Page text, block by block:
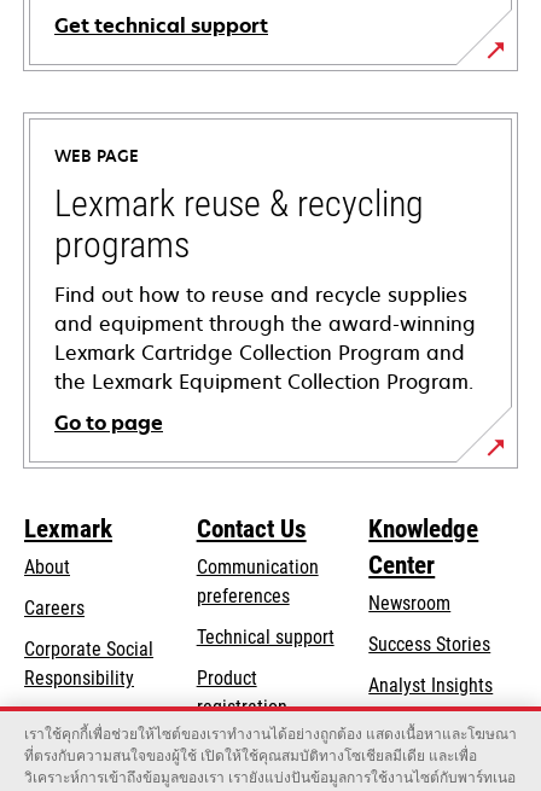
Get technical support
opens
in
new
tab
WEB PAGE
Lexmark reuse & recycling
programs
Find out how to reuse and recycle supplies
and equipment through the award-winning
Lexmark Cartridge Collection Program and
the Lexmark Equipment Collection Program.
Go to page
Lexmark
About
Careers
Corporate Social
Responsibilityopens
in
a
new
Sustainability
Lexmark Partners
Contact Us
Communication
preferences
Technical supportopens
new
tab
Product
registration
Find a dealer
Knowledge
Center
Newsroom
Success Stories
Analyst Insights
เราใช้คุกกี้เพื่อช่วยให้ไซต์ของเราทำงานได้อย่างถูกต้อง แสดงเนื้อหาและโฆษณา
ที่ตรงกับความสนใจของผู้ใช้ เปิดให้ใช้คุณสมบัติทางโซเชียลมีเดีย และเพื่อ
วิเคราะห์การเข้าถึงข้อมูลของเรา เรายังแบ่งปันข้อมูลการใช้งานไซต์กับพาร์ทเนอ